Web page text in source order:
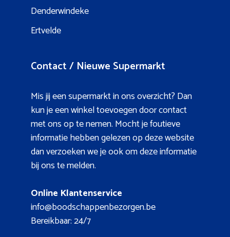
Denderwindeke
Ertvelde
Contact / Nieuwe Supermarkt
Mis jij een supermarkt in ons overzicht? Dan
kun je een winkel toevoegen door contact
met ons op te nemen. Mocht je foutieve
informatie hebben gelezen op deze website
dan verzoeken we je ook om deze informatie
bij ons te melden.
Online Klantenservice
info@boodschappenbezorgen.be
Bereikbaar: 24/7